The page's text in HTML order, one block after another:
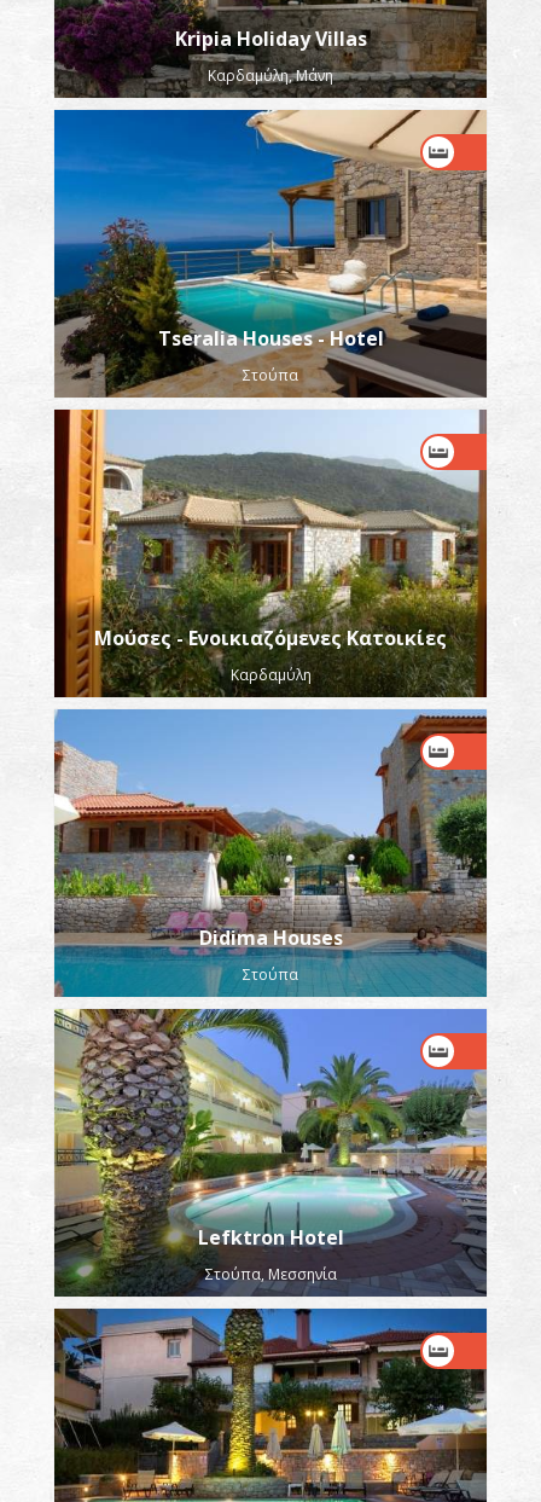
Kripia Holiday Villas
Καρδαμύλη, Μάνη
Tseralia Houses - Hotel
Στούπα
Μούσες - Ενοικιαζόμενες Κατοικίες
Καρδαμύλη
Didima Houses
Στούπα
Lefktron Hotel
Στούπα, Μεσσηνία